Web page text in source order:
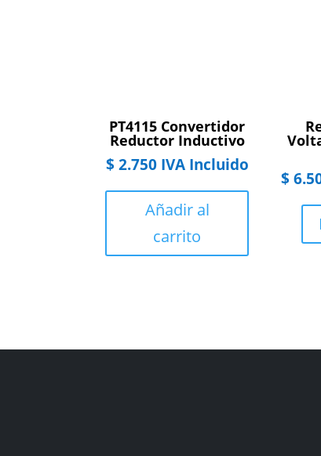
PT4115 Convertidor
Reductor Inductivo
$2.750 IVA Incluido
Añadir al
carrito
$